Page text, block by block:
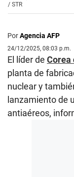
/ STR
PorAgencia AFP
24/12/2025, 08:03 p.m.
El líder de Corea
planta de
nuclear y
lanzamiento de
antiaéreos,